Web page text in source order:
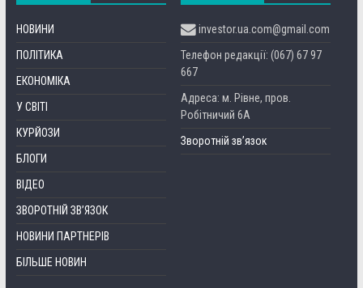
НОВИНИ
ПОЛІТИКА
ЕКОНОМІКА
У СВІТІ
КУРЙОЗИ
БЛОГИ
ВІДЕО
ЗВОРОТНІЙ ЗВ’ЯЗОК
НОВИНИ ПАРТНЕРІВ
БІЛЬШЕ НОВИН
investor.ua.com@gmail.com
Телефон редакції: (067) 67 97
667
Адреса: м. Рівне, пров.
Робітничий 6А
Зворотній зв’язок